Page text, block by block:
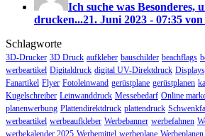
Ich suche was Besonderes,
drucken...21. Juni 2023 - 07:35
Schlagworte
3D-Drucker 3D Druck aufkleber bauschilder beachflags
werbeartikel Digitaldruck digital UV-Direktdruck
Fanartikel Flyer Fotoleinwand gerüstplane gerüstplanen
Kugelschreiber Leinwanddruck Messebedarf Online
planenwerbung Plattendirektdruck plattendruck
werbeartikel werbeaufkleber Werbebanner werbefahnen